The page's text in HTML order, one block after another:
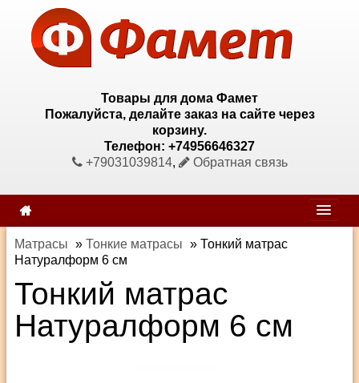
Товары для дома Фамет
Пожалуйста, делайте заказ на сайте через
корзину.
Телефон: +74956646327
+79031039814, Обратная связь
Матрасы » Тонкие матрасы » Тонкий матрас
Натуралформ 6 см
Тонкий матрас
Натуралформ 6 см